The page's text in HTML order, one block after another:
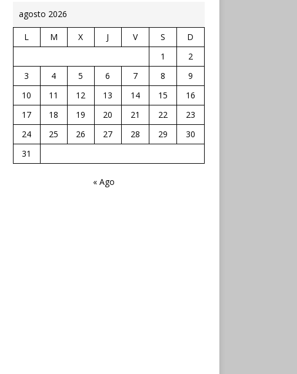
agosto 2026
L M X J V S
D
1
2
3
4 5 6 7 8
9
10
11 12 13 14 15
16
17
18 19 20 21 22
23
24
25 26 27 28 29
30
31
« Ago